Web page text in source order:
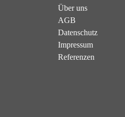
Über uns
AGB
Datenschutz
Impressum
Referenzen